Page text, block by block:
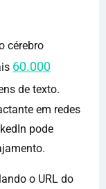
cérebro
60.000
de texto.
em redes
pode
o URL do